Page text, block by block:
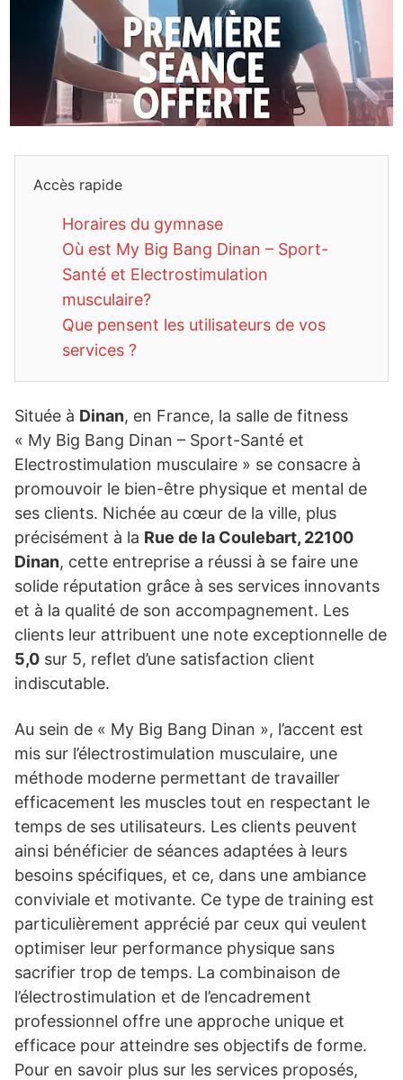
Accès rapide
Horaires du gymnase
Où est My Big Bang Dinan – Sport-
Santé et Electrostimulation
musculaire?
Que pensent les utilisateurs de vos
services ?
Située à Dinan, en France, la salle de fitness
« My Big Bang Dinan – Sport-Santé et
Electrostimulation musculaire » se consacre à
promouvoir le bien-être physique et mental de
ses clients. Nichée au cœur de la ville, plus
précisément à la Rue de la Coulebart, 22100
Dinan, cette entreprise a réussi à se faire une
solide réputation grâce à ses services innovants
et à la qualité de son accompagnement. Les
clients leur attribuent une note exceptionnelle de
5,0 sur 5, reflet d’une satisfaction client
indiscutable.
Au sein de « My Big Bang Dinan », l’accent est
mis sur l’électrostimulation musculaire, une
méthode moderne permettant de travailler
efficacement les muscles tout en respectant le
temps de ses utilisateurs. Les clients peuvent
ainsi bénéficier de séances adaptées à leurs
besoins spécifiques, et ce, dans une ambiance
conviviale et motivante. Ce type de training est
particulièrement apprécié par ceux qui veulent
optimiser leur performance physique sans
sacrifier trop de temps. La combinaison de
l’électrostimulation et de l’encadrement
professionnel offre une approche unique et
efficace pour atteindre ses objectifs de forme.
Pour en savoir plus sur les services proposés,